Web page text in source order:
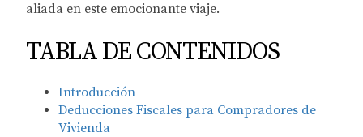
aliada en este emocionante viaje.
TABLA DE CONTENIDOS
Introducción
Deducciones Fiscales para Compradores de
Vivienda